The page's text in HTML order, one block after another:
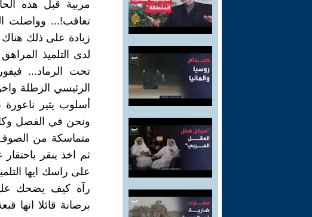
مربية قبل هذه
تعاقب!... وواصلت
زيادة على ذلك
لدى التلميذ
تحت الرماد...
الرئيسي الزطلة
أسلوب يثير
ونحن في الفصل
متماسكة من
ثم اخذ ينقر
على راسك ايها
رآه كيف يضحك
برصانة قائلا